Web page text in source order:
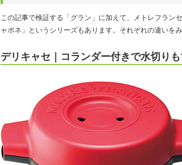
この記事で検証する「グラン」に加えて、メトレフラン
ャポネ」というシリーズもあります。それぞれの違いを
デリキャセ｜コランダー付きで水切り